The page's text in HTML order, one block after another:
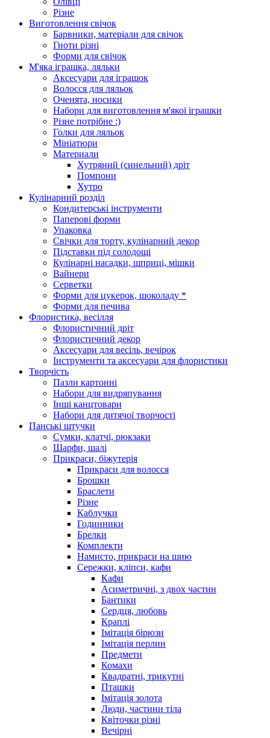
Різне
Виготовлення свічок
Барвники, матеріали для свічок
Гноти різні
Форми для свічок
М'яка іграшка, ляльки
Аксесуари для іграшок
Волосся для ляльок
Оченята, носики
Набори для виготовлення м'якої іграшки
Різне потрібне :)
Голки для ляльок
Мініатюри
Материали
Хутряний (синельний) дріт
Помпони
Хутро
Кулінарний розділ
Кондитерські інструменти
Паперові форми
Упаковка
Свічки для торту, кулінарний декор
Підставки під солодощі
Кулінарні насадки, шприці, мішки
Вайнери
Серветки
Форми для цукерок, шоколаду *
Форми для печива
Флористика, весілля
Флористичний дріт
Флористичний декор
Аксесуари для весіль, вечірок
Інструменти та аксесуари для флористики
Творчість
Пазли картонні
Набори для видряпування
Інші канцтовари
Набори для дитячої творчості
Панські штучки
Сумки, клатчі, рюкзаки
Шарфи, шалі
Прикраси, біжутерія
Прикраси для волосся
Брошки
Браслети
Різне
Каблучки
Годинники
Брелки
Комплекти
Намисто, прикраси на шию
Сережки, кліпси, кафи
Кафи
Асиметричні, з двох частин
Бантики
Сердця, любовь
Краплі
Імітація бірюзи
Імітація перлин
Предмети
Комахи
Квадратні, трикутні
Пташки
Імітація золота
Люди, частини тіла
Квіточки різні
Вечірні